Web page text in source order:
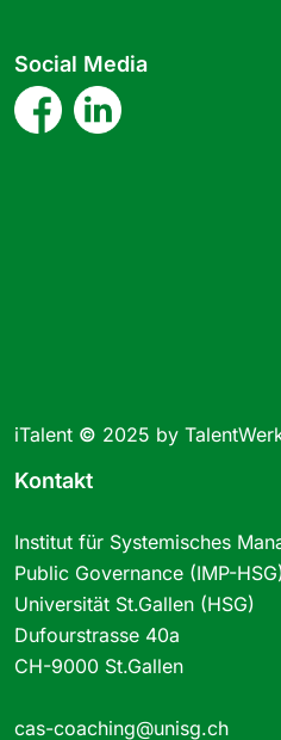
Social Media
iTalent © 2025 by
Kontakt
Institut für Systemisches
Public Governance (IMP-
Universität St.Gallen (HSG)
Dufourstrasse 40a
CH-9000 St.Gallen
cas-coaching@unisg.ch